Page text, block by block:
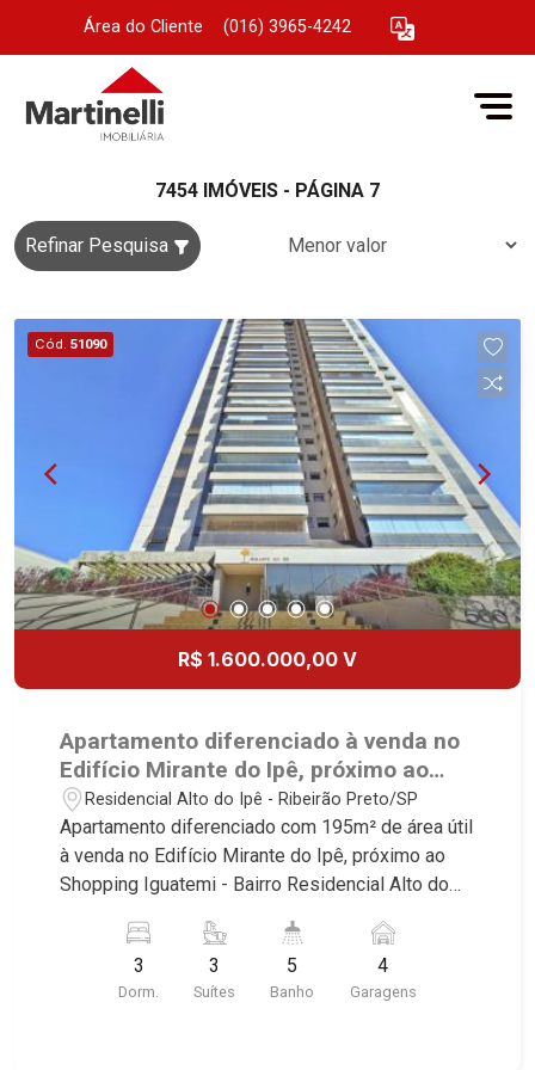
Área do Cliente (016) 3965-4242
7454 IMÓVEIS - PÁGINA 7
Refinar Pesquisa
Cód. 51090
R$ 1.600.000,00 V
Apartamento diferenciado à venda no
Edifício Mirante do Ipê, próximo ao
Shopping Iguatemi - Ribeirão Preto/SP.
Residencial Alto do Ipê - Ribeirão Preto/SP
Apartamento diferenciado com 195m² de área útil
à venda no Edifício Mirante do Ipê, próximo ao
Shopping Iguatemi - Bairro Residencial Alto do
características deste imóvel que a Martinelli
Imobiliária selecionou para você: - 195m² de área
útil - 3 suítes com armários e ar-condicionado -
3
Dorm.
3
Suítes
5
Banho
4
Garagens